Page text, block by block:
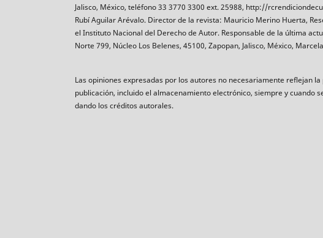
Jalisco, México, teléfono 33 3770 3300 ext. 25988, http://
Rubí Aguilar Arévalo. Director de la revista: Mauricio Merino Huerta,
el Instituto Nacional del Derecho de Autor. Responsable de la última
Norte 799, Núcleo Los Belenes, 45100, Zapopan, Jalisco, México,
Las opiniones expresadas por los autores no necesariamente reflejan
publicación, incluido el almacenamiento electrónico, siempre y cuando
dando los créditos autorales.